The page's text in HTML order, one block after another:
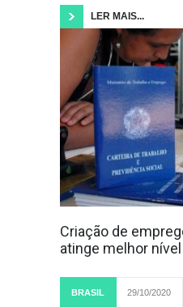
LER MAIS...
Criação de
atinge melhor
BRASIL 29/10/2020